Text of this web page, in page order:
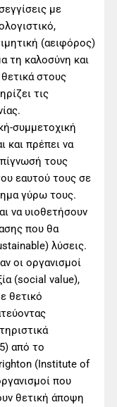
με
(αειφόρος)
τη καλοσύνη και
στους
τις
συμμετοχική
και πρέπει να
τους
εαυτού τους σε
γύρω τους.
να υιοθετήσουν
που θα
λύσεις.
οι οργανισμοί
(social value),
θετικό
από το
(Institute of
που
θετική άποψη